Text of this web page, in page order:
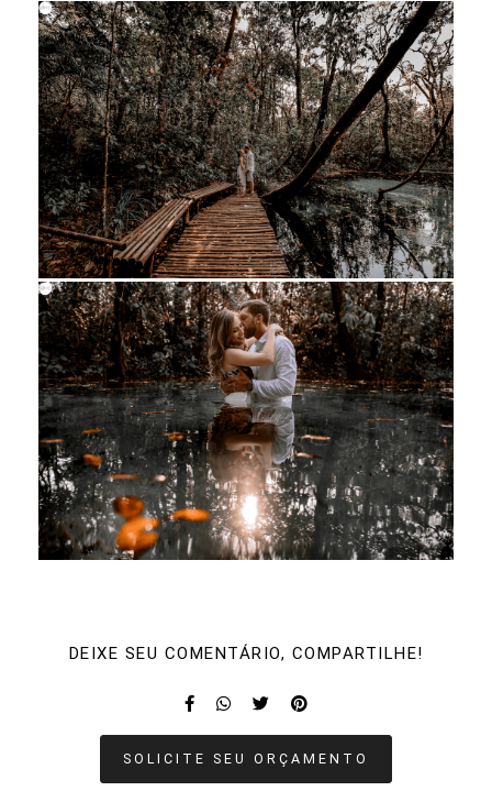
DEIXE SEU COMENTÁRIO, COMPARTILHE!
SOLICITE SEU ORÇAMENTO